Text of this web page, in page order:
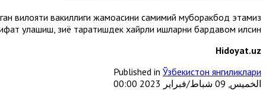
вилояти вакиллиги жамоасини самимий муборакбод этамиз.
улашиш, зиё тарқатишдек хайрли ишларни бардавом қилсин!
Hidoyat.uz
Published in Ўзбекистон янгиликлари
الخميس, 09 شباط/فبراير 2023 00:00